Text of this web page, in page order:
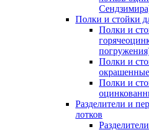
Полки и стойки
Полки и
Полки и
Полки и
Разделители и
лотков